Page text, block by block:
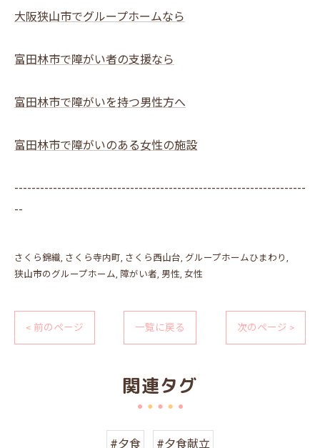
大阪狭山市でグループホームなら
富田林市で障がい者の支援なら
富田林市で障がいを持つ男性方へ
富田林市で障がいのある女性の施設
--------------------------------------------------------------------
--
さくら錦織 さくら寺内町 さくら西山台 グループホームひまわり
狭山市のグループホーム 障がい者 男性 女性
< 前のページ 一覧に戻る 次のページ >
関連タグ
#夕食 #夕食献立